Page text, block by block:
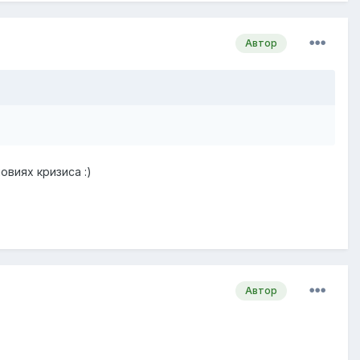
Автор
кризиса :)
Автор